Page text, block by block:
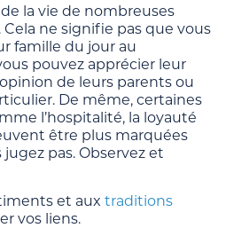
la vie de nombreuses
ne signifie pas que vous
famille du jour au
pouvez apprécier leur
de leurs parents ou
De même, certaines
l’hospitalité, la loyauté
être plus marquées
pas. Observez et
et aux traditions
vos liens.